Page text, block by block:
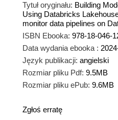
Tytuł oryginału: Building
Using Databricks
monitor data pipelines on
ISBN Ebooka: 978-18-046-
Data wydania ebooka :
Język publikacji: angielski
Rozmiar pliku Pdf: 9.5MB
Rozmiar pliku ePub: 9.6MB
Zgłoś erratę